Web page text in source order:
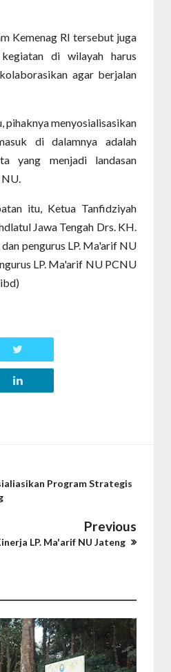
Kemenag RI tersebut juga
di wilayah harus
agar berjalan
pihaknya menyosialisasikan
di dalamnya adalah
yang menjadi landasan
NU.
itu, Ketua Tanfidziyah
Jawa Tengah Drs. KH.
pengurus LP. Ma'arif NU
LP. Ma'arif NU PCNU
Program Strategis
Previous
LP. Ma'arif NU Jateng